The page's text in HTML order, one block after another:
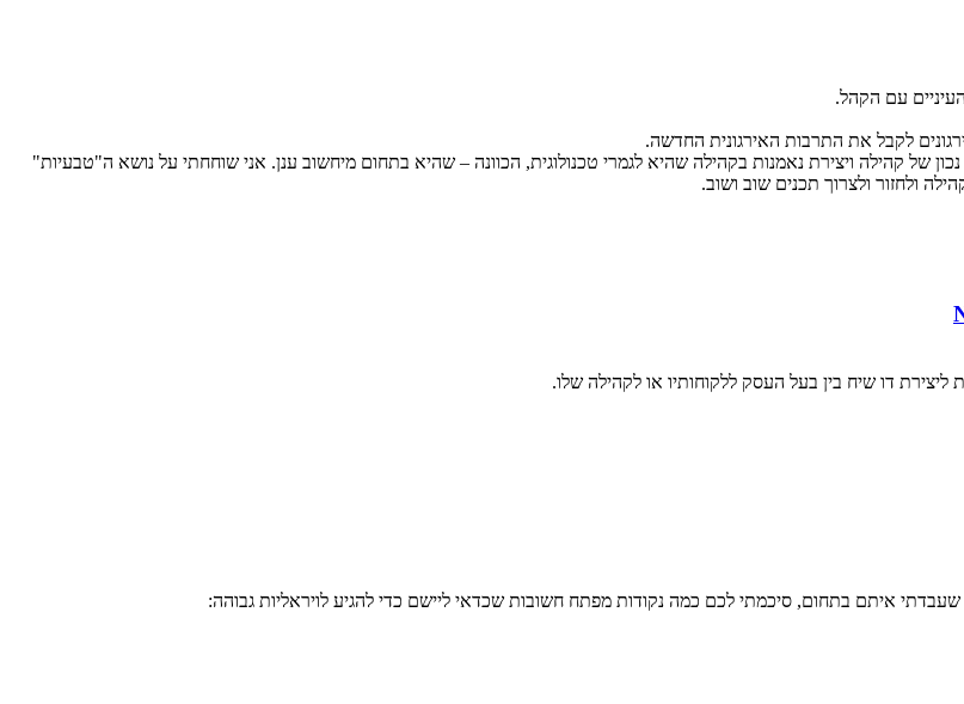
עם הקהל.
של קהילה ויצירת נאמנות בקהילה שהיא לגמרי טכנולוגית, הכוונה – שהיא בתחום מיחשוב ענן. אני שוחחתי על נושא ה"טבעיות"
ולחזור ולצרוך תכנים שוב ושוב.
דו שיח בין בעל העסק ללקוחותיו או לקהילה שלו.
איתם בתחום, סיכמתי לכם כמה נקודות מפתח חשובות שכדאי ליישם כדי להגיע לויראליות גבוהה: